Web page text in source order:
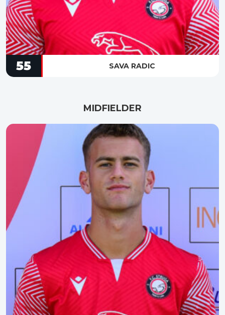
55 SAVA RADIC
MIDFIELDER